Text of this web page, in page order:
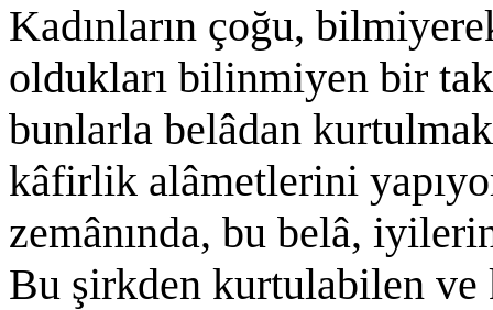
Kadınların çoğu,
oldukları bilinmiyen bir
bunlarla belâdan
kâfirlik alâmetlerini
zemânında, bu belâ,
Bu şirkden kurtulabilen